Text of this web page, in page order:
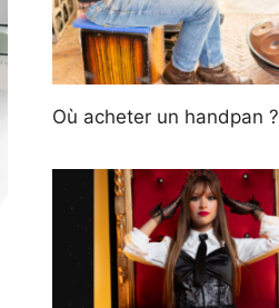
Où acheter un handpan ?